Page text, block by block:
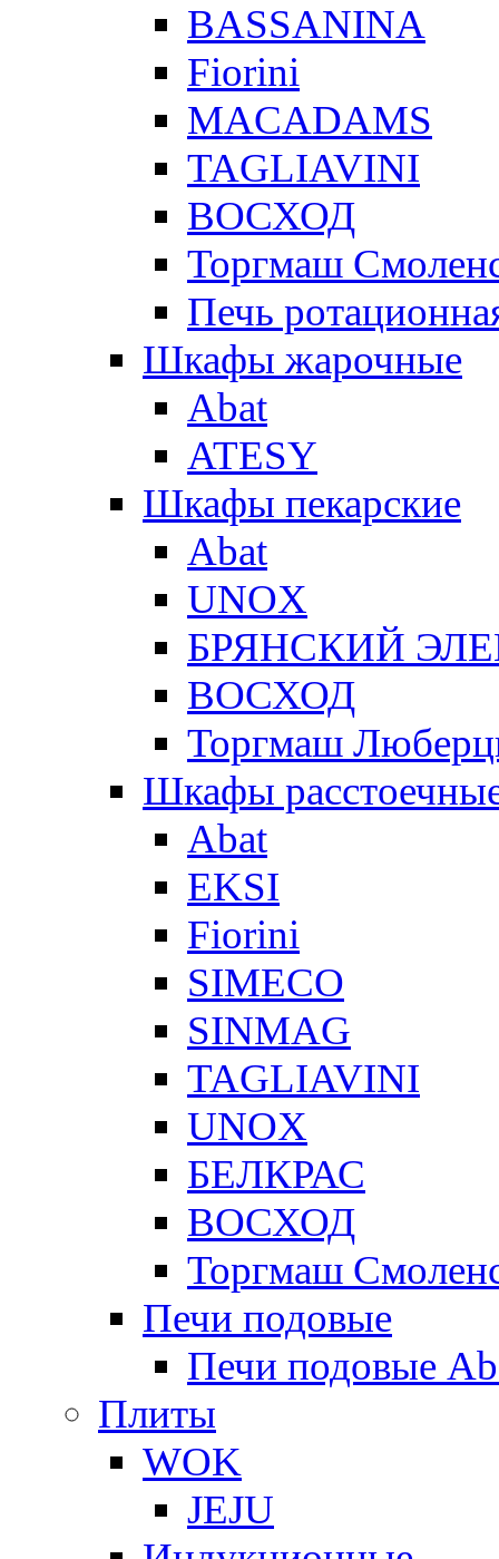
BASSANINA
Fiorini
MACADAMS
TAGLIAVINI
ВОСХОД
Торгмаш
Печь
Шкафы жарочные
Abat
ATESY
Шкафы пекарские
Abat
UNOX
БРЯНСКИЙ
ВОСХОД
Торгмаш
Шкафы
Abat
EKSI
Fiorini
SIMECO
SINMAG
TAGLIAVINI
UNOX
БЕЛКРАС
ВОСХОД
Торгмаш
Печи подовые
Печи подовые
Плиты
WOK
JEJU